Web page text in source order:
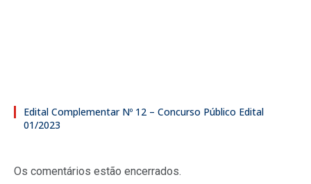
Edital Complementar Nº 12 – Concurso Público Edital
01/2023
Os comentários estão encerrados.